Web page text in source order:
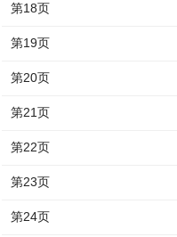
第18页
第19页
第20页
第21页
第22页
第23页
第24页